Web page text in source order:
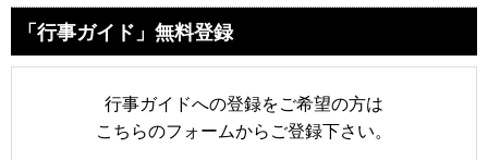
「行事ガイド」無料登録
行事ガイドへの登録をご希望の方は
こちらのフォームからご登録下さい。